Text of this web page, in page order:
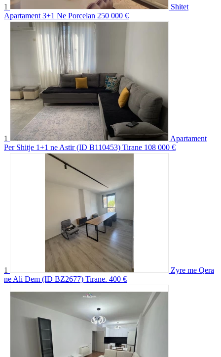
1
Shitet
Apartament 3+1 Ne Porcelan 250 000 €
1
Apartament
Per Shitje 1+1 ne Astir (ID B110453) Tirane 108 000 €
1
Zyre me Qera
ne Ali Dem (ID BZ2677) Tirane. 400 €